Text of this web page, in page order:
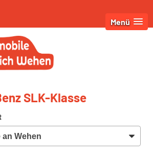
Menü
SLK-Klasse